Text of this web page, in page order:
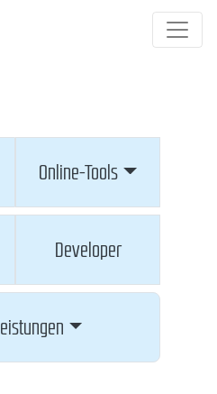
Online-Tools
Developer